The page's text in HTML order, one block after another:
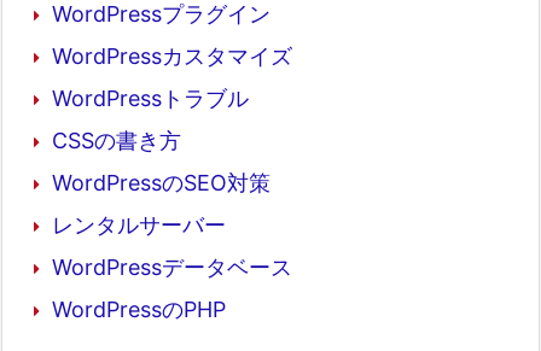
WordPressプラグイン
WordPressカスタマイズ
WordPressトラブル
CSSの書き方
WordPressのSEO対策
レンタルサーバー
WordPressデータベース
WordPressのPHP